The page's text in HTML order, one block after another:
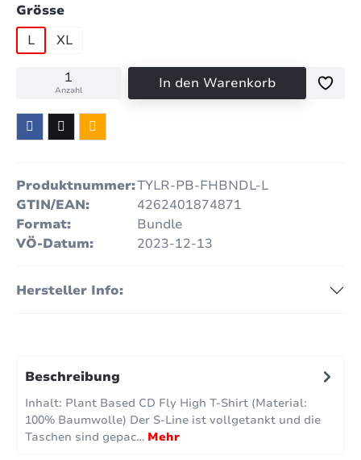
Grösseauswählen
L
XL
Anzahl In den Warenkorb
Produktnummer:TYLR-PB-FHBNDL-L
GTIN/EAN:
4262401874871
Format:
Bundle
VÖ-Datum:
2023-12-13
Hersteller Info:
Beschreibung
Inhalt: Plant Based CD Fly High T-Shirt (Material:
100% Baumwolle) Der S-Line ist vollgetankt und die
Taschen sind gepac… Mehr